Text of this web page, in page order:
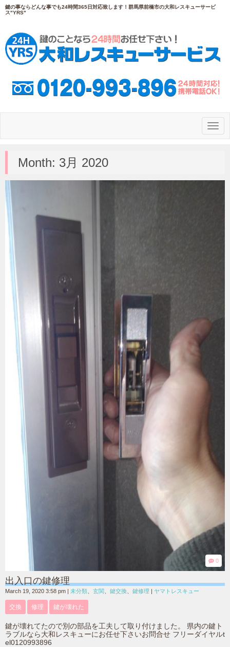
鍵の事ならどんな事でも24時間365日対応致します！群馬県前橋市の大和レスキューサービ
ス"YRS"
N
a
Month: 3月 2020
0
出入口の鍵修理
March 19, 2020 3:58 pm | 未分類 玄関 鍵交換 鍵修理 | ヤマトレスキュー
交換 修理 鍵が壊れた
鍵が壊れてたので別の部品を工夫して取り付けました。 県内の鍵ト
ラブルなら大和レスキューにお任せ下さいお問合せ フリーダイヤルt
el0120993896